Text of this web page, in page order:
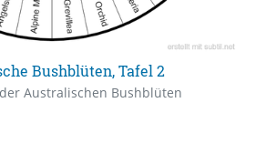
Bushblüten, Tafel 2
Australischen Bushblüten